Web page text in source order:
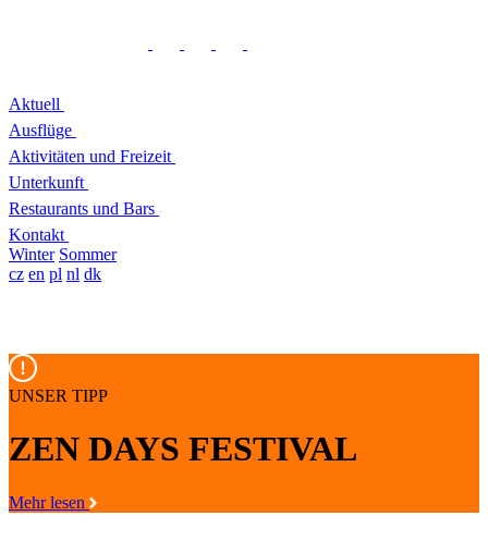
Aktuell
Ausflüge
Aktivitäten und Freizeit
Unterkunft
Restaurants und Bars
Kontakt
Winter Sommer
cz en pl nl dk
UNSER TIPP
ZEN DAYS FESTIVAL
Mehr lesen